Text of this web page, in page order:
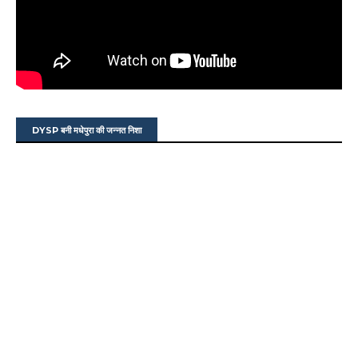
DYSP बनी मधेपुरा की जन्नत निशा